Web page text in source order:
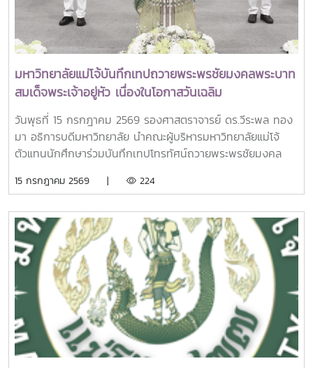
บริหาร รองศาสตราจารย์ ดร.วีระพล ทองมา ได้รับการยอมรับ
จากองค์กรและเครือข่ายทางการศึกษาทั้งในประเทศไทยและต่าง
ประเทศอย่างต่อเนื่อง โดยเฉพาะด้าน ภาวะผู้นำทางการศึกษา
การพัฒนาสถาบันอุดมศึกษา และการสร้างเครือข่ายความร่วมมือ
ระหว่างประเทศในปี ค.ศ. 2019 ท่านได้รับรางวัล 2019
Outstanding UPLB Alumnus Award และ 2019 College
Distinguished Alumnus for Educational Leadership
Award ในโอกาสการเฉลิมฉลอง 101st UPLB Loyalty Day เมื่อ
วันที่ 9 ตุลาคม 2019 ซึ่งสะท้อนถึงการได้รับการยอมรับจาก
เด่น โดยเฉพาะด้านภาวะผู้นำทางการศึกษาต่อมาในปี ค.ศ. 2021
ท่านได้รับ UPLBAA Presidential Award ในงาน 103rd
Loyalty Day and Alumni Awarding Ceremony ซึ่งจัดโดย
University of the Philippines Los Baños และ UPLB
Alumni Association (UPLBAA) เมื่อวันที่ 10 ตุลาคม 2021
เพื่อยกย่องบทบาทและคุณูปการของท่านในฐานะศิษย์เก่าที่สร้าง
ประโยชน์ต่อวงการการศึกษาและเครือข่ายความร่วมมือในปี ค.ศ.
2022 ท่านได้รับรางวัล The 2022 Outstanding Philippine
Alumni ด้าน Education and Academic Leadership จาก
สมาคมนักเรียนเก่าฟิลิปปินส์ในพระบรมราชูปถัมภ์ (The
Philippines Alumni Association Under the Patronage of
สร้างแรงบันดาลใจให้เกิดการพัฒนาแหล่งท่องเที่ยวเชิง
วัฒนธรรม และขับเคลื่อนอุตสาหกรรมท่องเที่ยวไทยให้เป็นที่
ประจักษ์ในโอกาสนี้ ทูลเกล้าทูลกระหม่อมถวายตะกร้าบรรจุ
ผลิตภัณฑ์ภูมิปัญญาท้องถิ่น “ภูมิสังคม สืบสาน รักษา ต่อยอด”
แด่พระบาทสมเด็จพระเจ้าอยู่หัว และทูลเกล้าทูลกระหม่อมถวายผ้า
ซิ่นตีนจกพญาเมืองลองไทย โทนคราม ลายดอกอินทนิล จังหวัด
แพร่ แด่สมเด็จพระนางเจ้า ฯ พระบรมราชินีที่มาข่าว :
https://www.matichon.co.th/royal/news_5809714
มหาวิทยาลัยแม่โจ้บันทึกเทปถวายพระพรชัยมงคลพระบาท
สมเด็จพระเจ้าอยู่หัว เนื่องในโอกาสวันเฉลิม
พระชนมพรรษา 28 กรกฎาคม 2569
วันพุธที่ 15 กรกฎาคม 2569 รองศาสตราจารย์ ดร.วีระพล ทอง
มา อธิการบดีมหาวิทยาลัย นำคณะผู้บริหารมหาวิทยาลัยแม่โจ้
ตัวแทนนักศึกษาร่วมบันทึกเทปโทรทัศน์ถวายพระพรชัยมงคล
พระวชิรเกล้าเจ้าอยู่หัว เนื่องในโอกาสวันเฉลิมพระชนมพรรษา 28
มหากรุณาธิคุณ ณ สถานีวิทยุโทรทัศน์แห่งประเทศไทย (NBT)
จังหวัดเชียงใหม่
15 กรกฎาคม 2569 | 224